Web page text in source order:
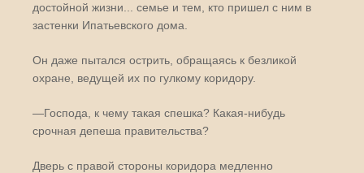
достойной жизни... семье и тем, кто пришел с ним в
застенки Ипатьевского дома.
Он даже пытался острить, обращаясь к безликой
охране, ведущей их по гулкому коридору.
—Господа, к чему такая спешка? Какая-нибудь
срочная депеша правительства?
Дверь с правой стороны коридора медленно